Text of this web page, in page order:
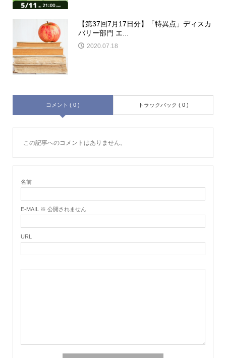
【第37回7月17日分】「特異点」ディスカ
バリー部門 エ...
2020.07.18
コメント ( 0 ) トラックバック ( 0 )
この記事へのコメントはありません。
名前
E-MAIL ※ 公開されません
URL